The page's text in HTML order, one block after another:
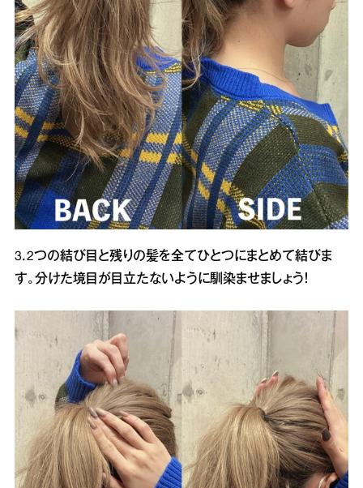
3．2つの結び目と残りの髪を全てひとつにまとめて結びま
す。分けた境目が目立たないように馴染ませましょう！